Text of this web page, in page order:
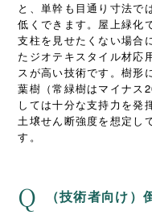
と、単幹も目通り寸法で
低くできます。屋上緑化
支柱を見せたくない場合
たジオテキスタイル材応
スが高い技術です。樹形
葉樹（常緑樹はマイナス
しては十分な支持力を発
土壌せん断強度を想定し
す。
Q （技術者向け